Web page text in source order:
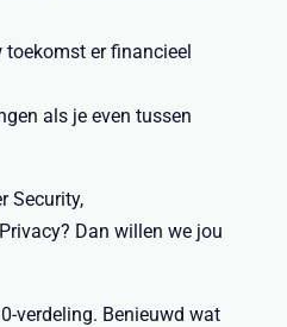
er financieel
als je even tussen
Security,
Dan willen we jou
verdeling. Benieuwd wat